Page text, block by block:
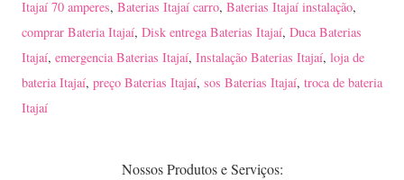
Itajaí 70 amperes, Baterias Itajaí carro, Baterias Itajaí instalação,
comprar Bateria Itajaí, Disk entrega Baterias Itajaí, Duca Baterias
Itajaí, emergencia Baterias Itajaí, Instalação Baterias Itajaí, loja de
bateria Itajaí, preço Baterias Itajaí, sos Baterias Itajaí, troca de bateria
Itajaí
Nossos Produtos e Serviços: